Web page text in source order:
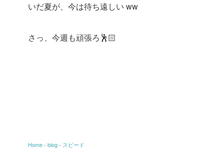
いだ夏が、今は待ち遠しい ww
さっ、今週も頑張ろ🕺🏻
Home › blog › スピード